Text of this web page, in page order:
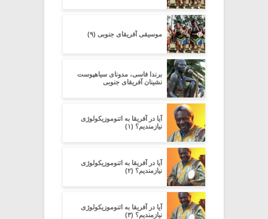
موسیقی آفریقای جنوبی (۹)
برندا فاسی، مدونای سیاهپوست
نشینان آفریقای جنوبی
آیا در آفریقا به اتنوموزیکولوژی
نیازمندیم؟ (۱)
آیا در آفریقا به اتنوموزیکولوژی
نیازمندیم؟ (۲)
آیا در آفریقا به اتنوموزیکولوژی
نیازمندیم؟ (۳)